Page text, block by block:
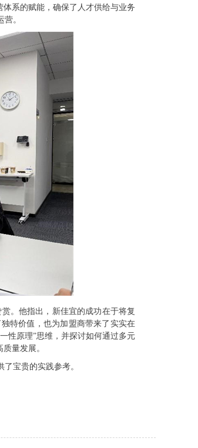
系的赋能，确保了人才供给与业务
。
。他指出，新佳宜的成功在于将复
特价值，也为加盟商带来了实实在
性原理”思维，并探讨如何通过多元
量发展。
宝贵的实践参考。